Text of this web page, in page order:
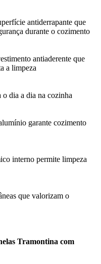
antiderrapante que
durante o cozimento
antiaderente que
a limpeza
o dia a dia na cozinha
garante cozimento
interno permite limpeza
que valorizam o
Tramontina com